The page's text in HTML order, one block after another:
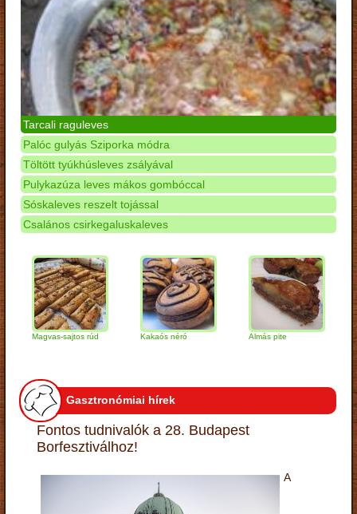
Tarcali raguleves
Palóc gulyás Sziporka módra
Töltött tyúkhúsleves zsályával
Pulykazúza leves mákos gombóccal
Sóskaleves reszelt tojással
Csalános csirkegaluskaleves
Magvas-sajtos rúd Kakaós néró Almás pite
Gasztronómiai hírek
Fontos tudnivalók a 28. Budapest
Borfesztiválhoz!
A